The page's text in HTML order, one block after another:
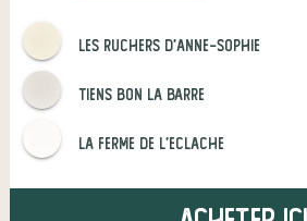
Les Ruchers d'Anne-Sophie
tiens bon la barre
La ferme de l'eclache